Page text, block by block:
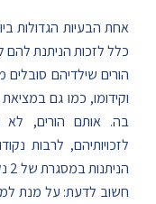
אחת הבעיות הגדולות
כלל לזכות הניתנת
הורים שילדיהם
וקידומו, כמו גם
בה. אותם הורים,
לזכויותיהם, לרבות
הניתנות במסגרת של 2 נקודות שנתיות.
חשוב לדעת: על מנת